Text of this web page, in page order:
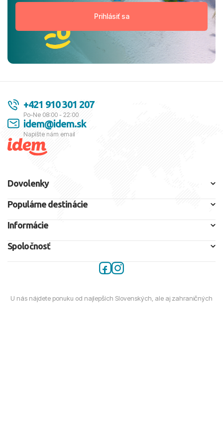
+421 910 301 207
Po-Ne 08:00 - 22:00
idem@idem.sk
Napíšte nám email
Dovolenky
Populárne destinácie
Informácie
Spoločnosť
U nás nájdete ponuku od najlepších Slovenských, ale aj zahraničných